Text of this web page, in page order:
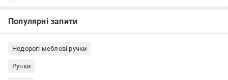
Популярні запити
Недорогі меблеві ручки
Ручки